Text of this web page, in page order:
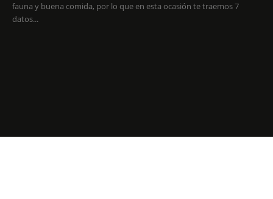
fauna y buena comida, por lo que en esta ocasión te traemos 7
datos...